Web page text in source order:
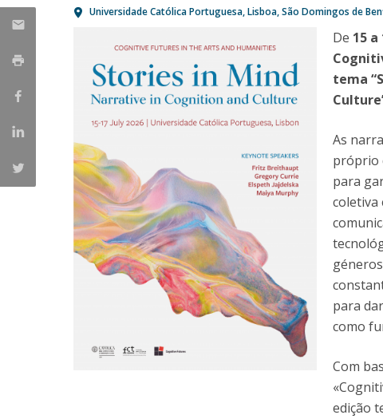
Portuguesa
Católica Research Centre for Psychological, Family and
Universidade Católica Portuguesa Lisboa São Domingos de
De 15
tema
As
próprio
para
coletiva
para
como
Com
edição